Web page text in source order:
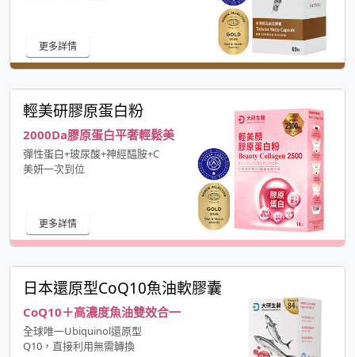
更多詳情
輕美研膠原蛋白粉
2000Da膠原蛋白平奢輕鬆美
彈性蛋白+玻尿酸+神經醯胺+C
美妍一次到位
更多詳情
日本還原型CoQ10魚油軟膠囊
CoQ10＋高濃度魚油雙效合一
全球唯一Ubiquinol還原型
Q10，直接利用無需轉換